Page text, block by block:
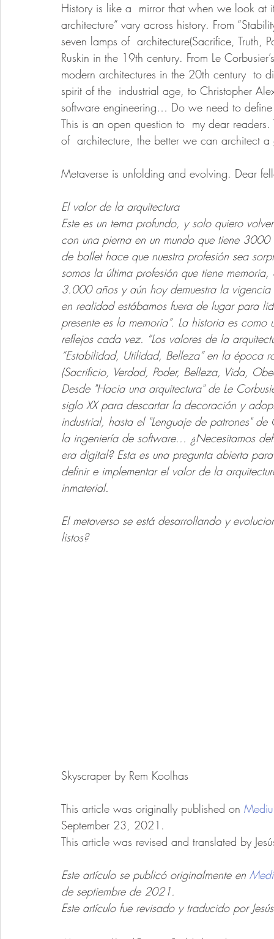
History is like a  mirror that when we look at
architecture” vary across history. From
seven lamps of  architecture(Sacrifice,
Ruskin in the 19th century. From Le
modern architectures in the 20th century  to
spirit of the  industrial age, to Christopher
software engineering… Do we need to
This is an open question to  my dear
of  architecture, the better we can architect a
Metaverse is unfolding and evolving. Dear
El valor de la arquitectura
Este es un tema profundo, y solo quiero
con una pierna en un mundo que tiene
de ballet hace que nuestra profesión sea
somos la última profesión que tiene
3.000 años y aún hoy demuestra la
en realidad estábamos fuera de lugar para
presente es la memoria”. La historia es
reflejos cada vez. “Los valores de la
“Estabilidad, Utilidad, Belleza” en la época
(Sacrificio, Verdad, Poder, Belleza, Vida,
Desde "Hacia una arquitectura" de Le
siglo XX para descartar la decoración y
industrial, hasta el "Lenguaje de patrones"
la ingeniería de software... ¿Necesitamos
era digital? Esta es una pregunta abierta
definir e implementar el valor de la
inmaterial.
El metaverso se está desarrollando y
listos?
Skyscraper by Rem Koolhas
This article was originally published on
September 23, 2021.
This article was revised and translated by
Este artículo se publicó originalmente en
de septiembre de 2021.
Este artículo fue revisado y traducido por